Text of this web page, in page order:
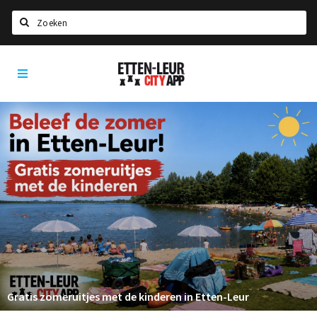
Home
Agenda
Deals
Party pics
Nieuws, interviews & blogs
Eten
Drinken
Slapen
Recreatief
Winkels
Etten-
Leur
Gratis zomeruitjes met de kinderen in Etten-Leur